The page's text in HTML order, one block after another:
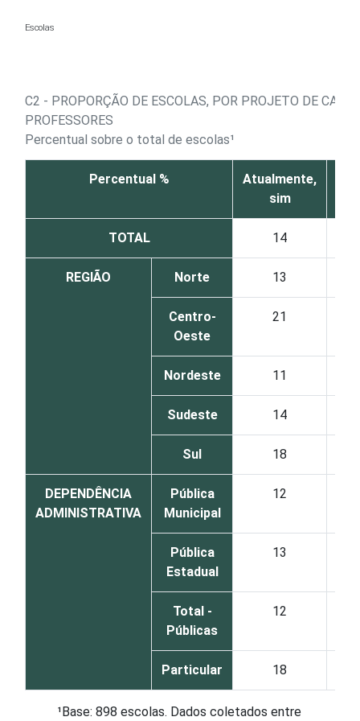
Escolas
C2 - PROPORÇÃO DE ESCOLAS, POR PROJETO DE
PROFESSORES
Percentual sobre o total de escolas¹
Percentual %
Atualmente,
sim
TOTAL 14
REGIÃO Norte 13
Centro-
Oeste
21
Nordeste 11
Sudeste 14
Sul 18
DEPENDÊNCIA
ADMINISTRATIVA
Pública
Municipal
12
Pública
Estadual
13
Total -
Públicas
12
Particular 18
¹Base: 898 escolas. Dados coletados entre